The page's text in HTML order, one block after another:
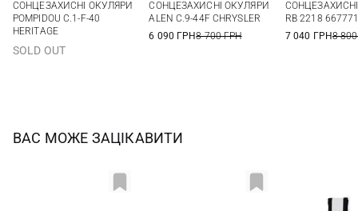
СОНЦЕЗАХИСНІ ОКУЛЯРИ
POMPIDOU C.1-F-40
HERITAGE
SOLD OUT
СОНЦЕЗАХИСНІ ОКУЛЯРИ
ALEN C.9-44F CHRYSLER
6 090 ГРН8 700 ГРН
RB 2218
7 040 ГРН8
ВАС МОЖЕ ЗАЦІКАВИТИ